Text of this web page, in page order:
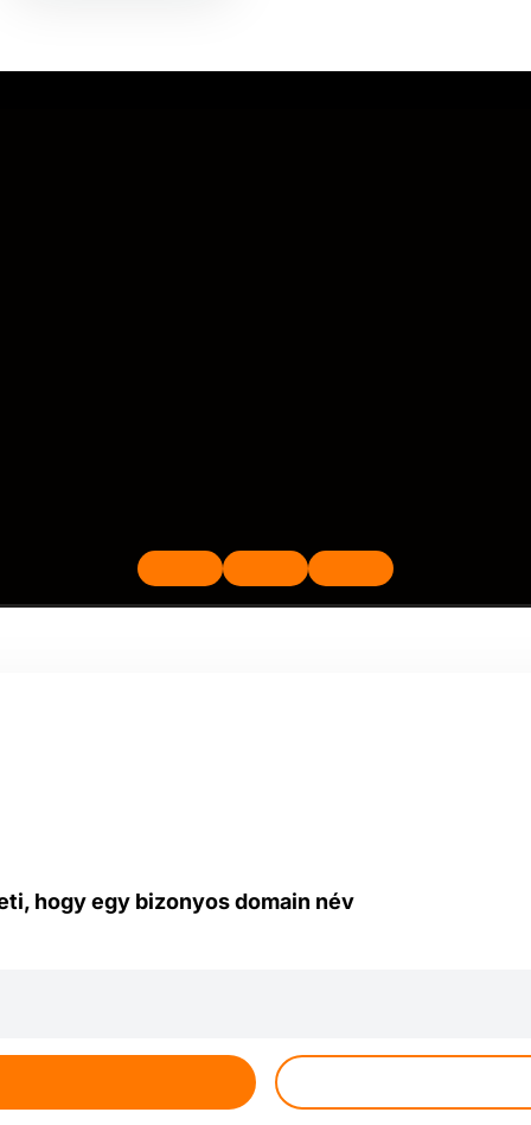
hogy egy bizonyos domain név